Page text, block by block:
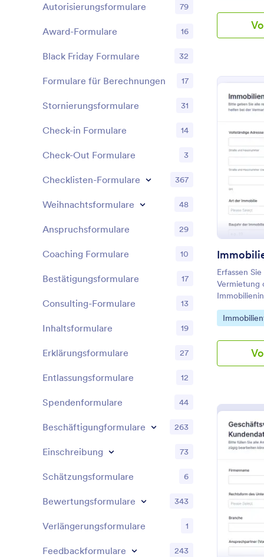
passenden
Erfassen
Vermietung
bündeln
zentralen
Go to
Autorisierungsformulare 79
Award-Formulare 16
Black Friday Formulare 32
Formulare für Berechnungen 17
Stornierungsformulare 31
Check-in Formulare 14
Check-Out Formulare 3
Checklisten-Formulare 367
Weihnachtsformulare 48
Anspruchsformulare 29
Coaching Formulare 10
Bestätigungsformulare 17
Consulting-Formulare 13
Inhaltsformulare 19
Erklärungsformulare 27
Entlassungsformulare 12
Spendenformulare 44
Beschäftigungformulare 263
Einschreibung 73
Schätzungsformulare 6
Bewertungsformulare 343
Verlängerungsformulare 1
Feedbackformulare 243